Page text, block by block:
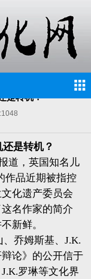
是转机？
1048
是转机？
道，英国知名儿
作品近期被指控
化遗产委员会
这名作家的简介
新鲜。
乔姆斯基、J.K.
论》的公开信于
罗琳等文化界